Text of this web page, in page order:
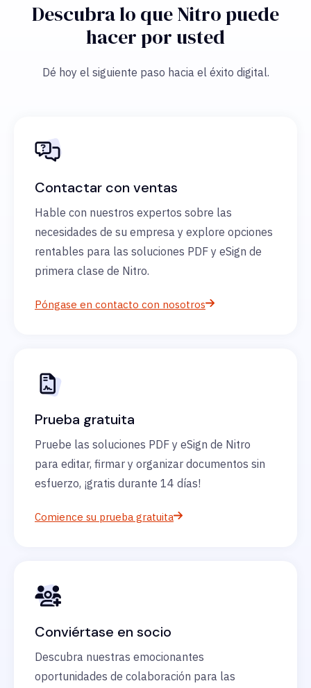
Descubra lo que Nitro puede
hacer por usted
Dé hoy el siguiente paso hacia el éxito digital.
Contactar con ventas
Hable con nuestros expertos sobre las
necesidades de su empresa y explore opciones
rentables para las soluciones PDF y eSign de
primera clase de Nitro.
Póngase en contacto con nosotros
Prueba gratuita
Pruebe las soluciones PDF y eSign de Nitro
para editar, firmar y organizar documentos sin
esfuerzo, ¡gratis durante 14 días!
Comience su prueba gratuita
Conviértase en socio
Descubra nuestras emocionantes
oportunidades de colaboración para las